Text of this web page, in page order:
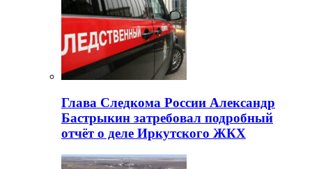
Глава Следкома России Александр
Бастрыкин затребовал подробный
отчёт о деле Иркутского ЖКХ